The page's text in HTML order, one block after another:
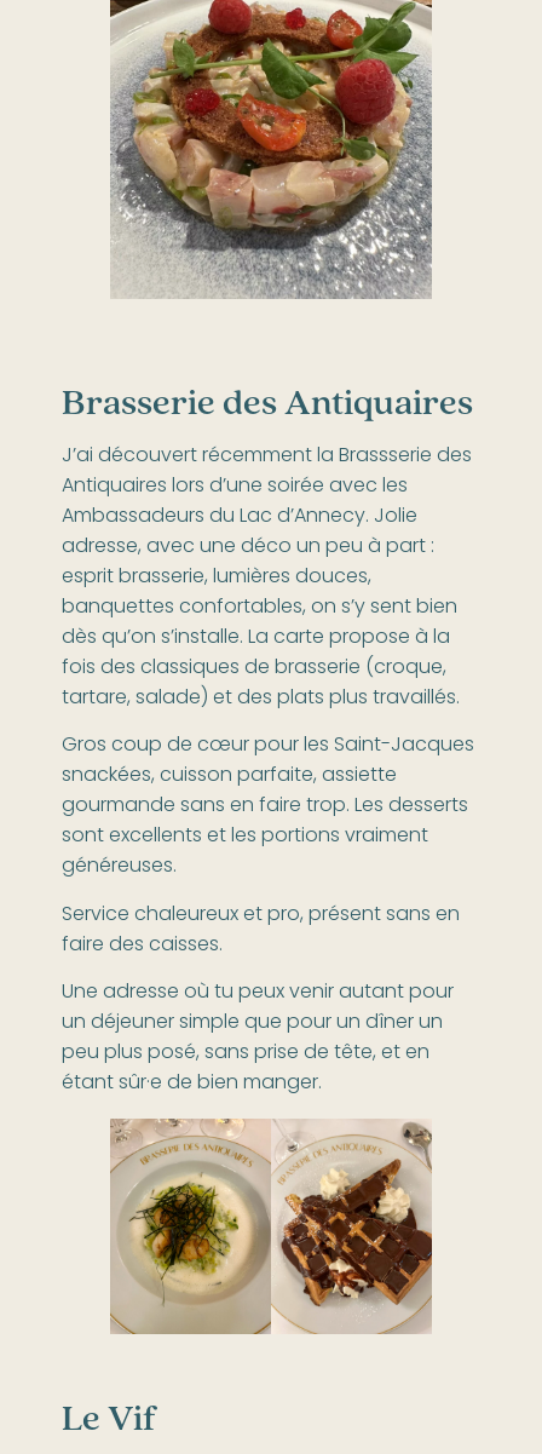
Brasserie des Antiquaires
J’ai découvert récemment la Brassserie des
Antiquaires lors d’une soirée avec les
Ambassadeurs du Lac d’Annecy. Jolie
adresse, avec une déco un peu à part :
esprit brasserie, lumières douces,
banquettes confortables, on s’y sent bien
dès qu’on s’installe. La carte propose à la
fois des classiques de brasserie (croque,
tartare, salade) et des plats plus travaillés.
Gros coup de cœur pour les Saint-Jacques
snackées, cuisson parfaite, assiette
gourmande sans en faire trop. Les desserts
sont excellents et les portions vraiment
généreuses.
Service chaleureux et pro, présent sans en
faire des caisses.
Une adresse où tu peux venir autant pour
un déjeuner simple que pour un dîner un
peu plus posé, sans prise de tête, et en
étant sûr·e de bien manger.
Le Vif